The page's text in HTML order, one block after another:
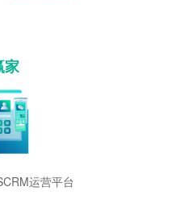
家
运营平台